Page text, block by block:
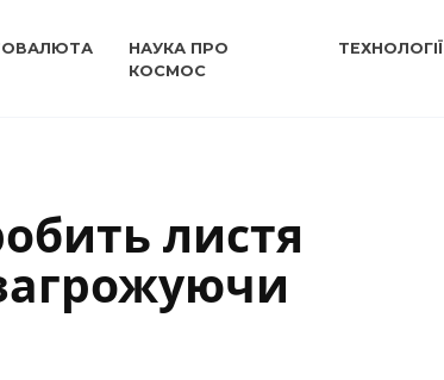
НАУКА ПРО
КОСМОС
ТЕХНОЛОГІЇ
листя